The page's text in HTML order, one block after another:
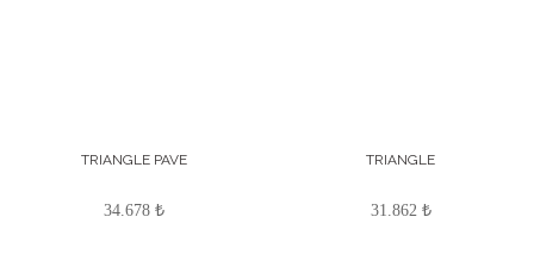
TRIANGLE PAVE
34.678 ₺
TRIANGLE
31.862 ₺